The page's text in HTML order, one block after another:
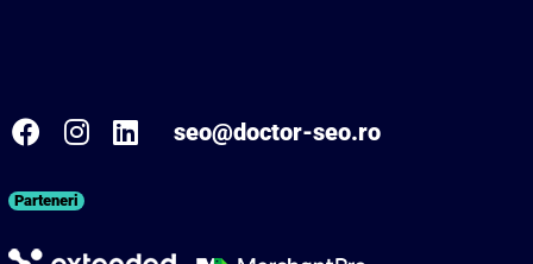
seo@doctor-seo.ro
Parteneri